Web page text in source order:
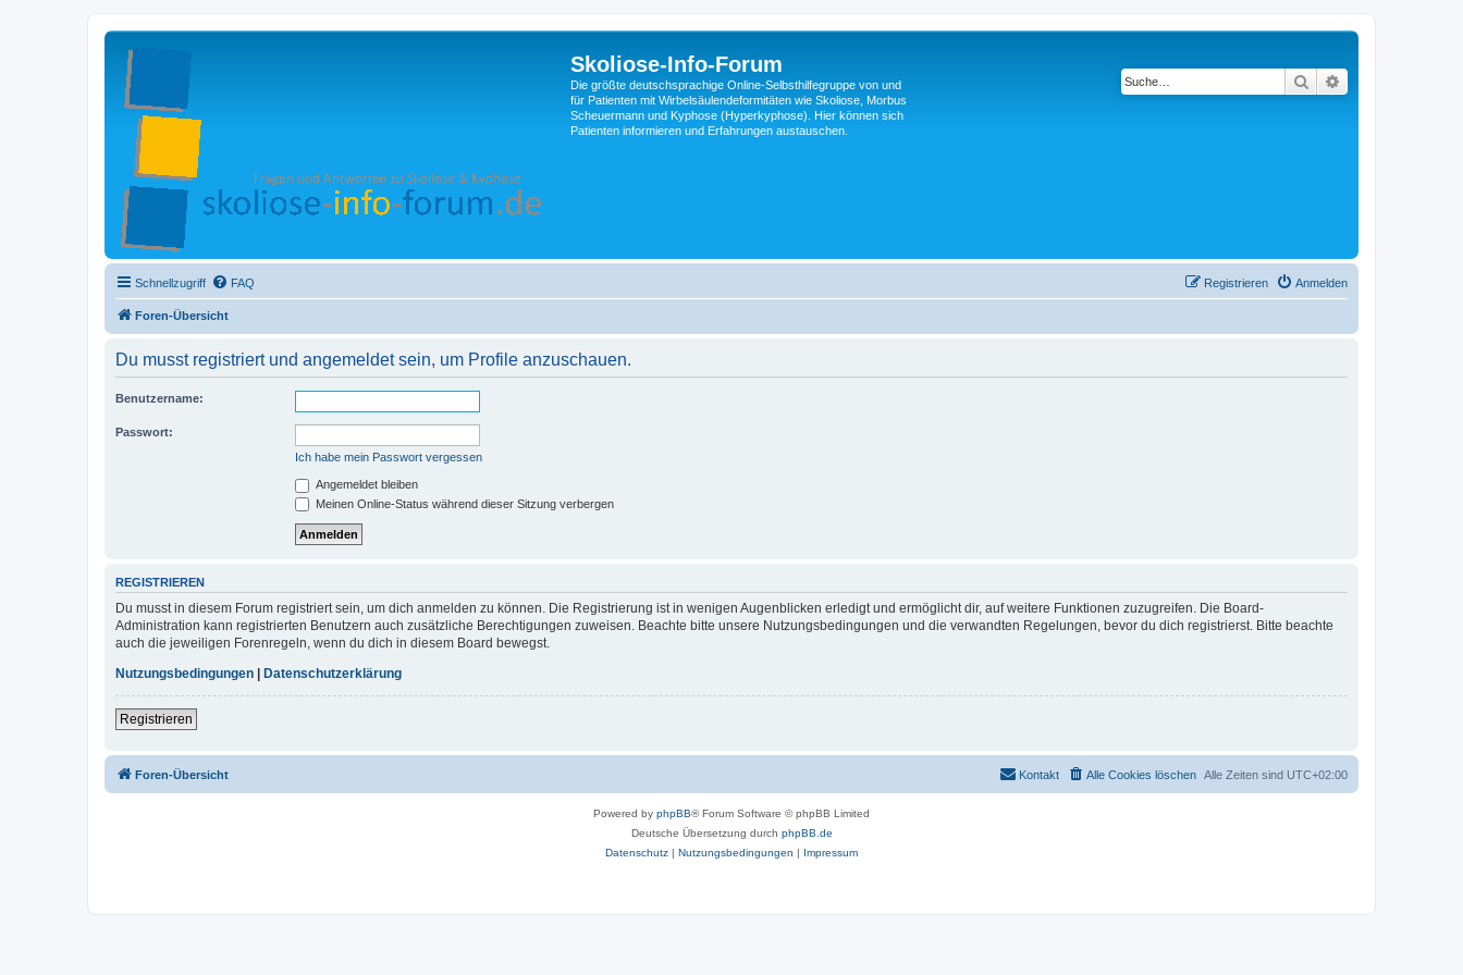
Skoliose-Info-Forum
Die größte deutschsprachige Online-Selbsthilfegruppe von und
für Patienten mit Wirbelsäulendeformitäten wie Skoliose, Morbus
Scheuermann und Kyphose (Hyperkyphose). Hier können sich
Patienten informieren und Erfahrungen austauschen.
Suche
Schnellzugriff FAQ Anmelden
Registrieren
Foren-Übersicht
Du musst registriert und angemeldet sein, um Profile anzuschauen.
Benutzername:
Passwort:
Ich habe mein Passwort vergessen
Angemeldet bleiben
Meinen Online-Status während dieser Sitzung verbergen
REGISTRIEREN
Du musst in diesem Forum registriert sein, um dich anmelden zu können. Die Registrierung ist in wenigen Augenblicken erledigt und ermöglicht dir, auf weitere Funktionen zuzugreifen. Die Board-
Administration kann registrierten Benutzern auch zusätzliche Berechtigungen zuweisen. Beachte bitte unsere Nutzungsbedingungen und die verwandten Regelungen, bevor du dich registrierst. Bitte beachte
auch die jeweiligen Forenregeln, wenn du dich in diesem Board bewegst.
Nutzungsbedingungen | Datenschutzerklärung
Registrieren
Foren-Übersicht Alle Zeiten sind UTC+02:00
Alle Cookies löschen
Kontakt
Powered by phpBB® Forum Software © phpBB Limited
Deutsche Übersetzung durch phpBB.de
Datenschutz | Nutzungsbedingungen | Impressum